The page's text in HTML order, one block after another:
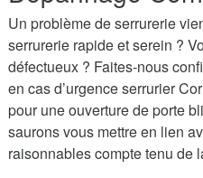
Un problème de serrurerie
serrurerie rapide et serein ?
défectueux ? Faites-nous
en cas d’urgence serrurier
pour une ouverture de porte
saurons vous mettre en lien
raisonnables compte tenu de